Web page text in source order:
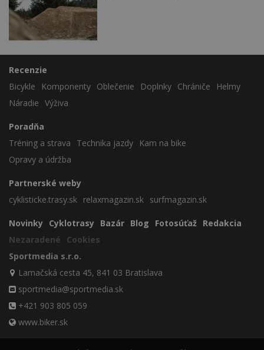
Recenzie
Bicykle
Komponenty Oblečenie Doplnky Chrániče
Helmy
Náradie Výživa
Poradňa
Tréning a strava
Technika jazdy
Kam na bike
Opravy a údržba
Partnerské weby
cyklisticke.trasy.sk relaxmagazin.sk surfmagazin.sk
Novinky Cyklotrasy Bazár Blog Fotosúťaž Redakcia
Nezaradené
Cookies
Sportmedia s.r.o.
Lamačská cesta 45, 841 03 Bratislava
sportmedia@sportmedia.sk
+421 903 805 059
www.biker.sk